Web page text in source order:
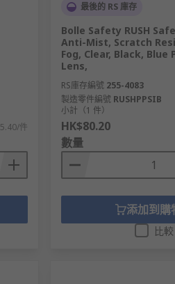
件
最後的 RS 庫存
Bolle Safety RUSH
Anti-Mist, Scratch
Fog, Clear, Black,
Lens,
RS庫存編號 255-4083
製造零件編號 RUSHPPSIB
小計（1 件）
HK$80.20
數量
添加到購
比較